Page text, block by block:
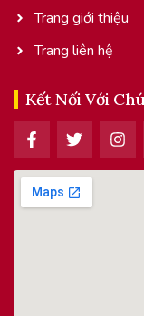
Trang giới thiệu
Trang liên hệ
Kết Nối Với